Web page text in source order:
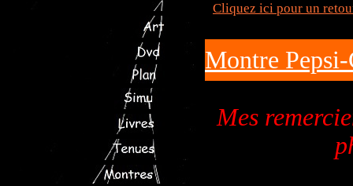
Cliquez ici pour un
Montre
Mes